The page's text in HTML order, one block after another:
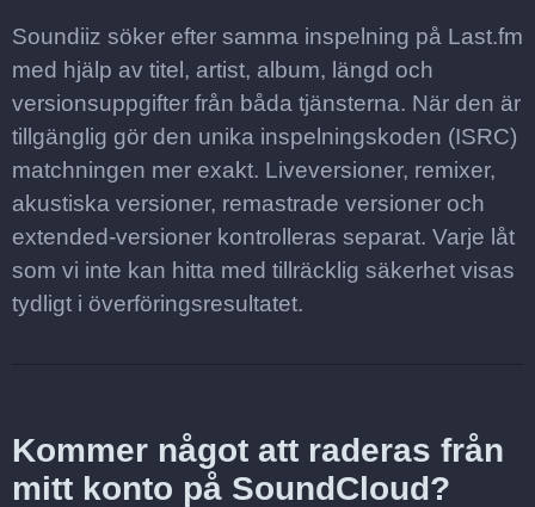
Soundiiz söker efter samma inspelning på Last.fm
med hjälp av titel, artist, album, längd och
versionsuppgifter från båda tjänsterna. När den är
tillgänglig gör den unika inspelningskoden (ISRC)
matchningen mer exakt. Liveversioner, remixer,
akustiska versioner, remastrade versioner och
extended-versioner kontrolleras separat. Varje låt
som vi inte kan hitta med tillräcklig säkerhet visas
tydligt i överföringsresultatet.
Kommer något att raderas från
mitt konto på SoundCloud?